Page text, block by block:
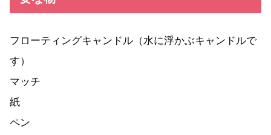
フローティングキャンドル（水に浮かぶキャンドルで
す）
マッチ
紙
ペン